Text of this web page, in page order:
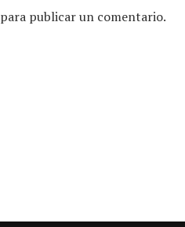
para publicar un comentario.